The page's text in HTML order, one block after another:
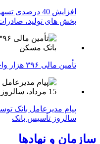
افزایش 40
بخش های تولید،
تأمین مالی ۳۹۶ هزار واحد نهضت ملی توسط بانک مسکن
سالروز تأسیس بانک
سازمان و نهادها